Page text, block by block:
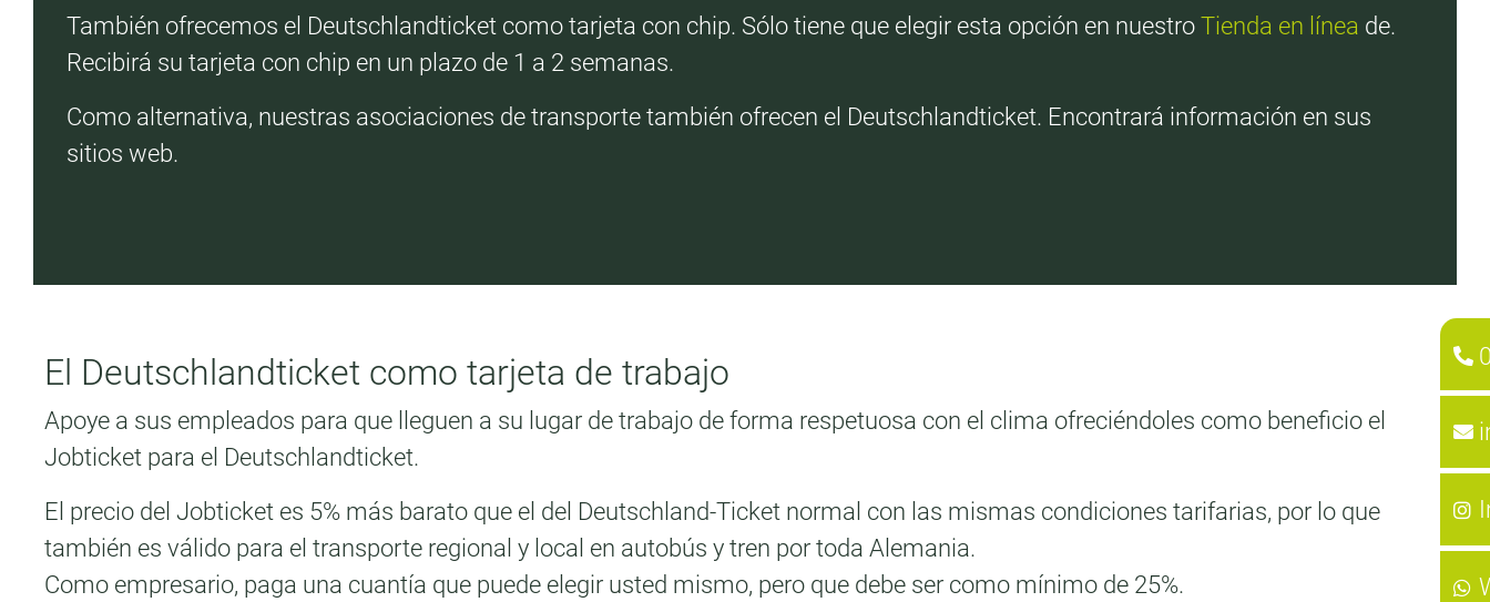
También ofrecemos el Deutschlandticket como tarjeta con chip. Sólo tiene que elegir esta opción en nuestro Tienda en línea de.
Recibirá su tarjeta con chip en un plazo de 1 a 2 semanas.
Como alternativa, nuestras asociaciones de transporte también ofrecen el Deutschlandticket. Encontrará información en sus
sitios web.
El Deutschlandticket como tarjeta de trabajo
Apoye a sus empleados para que lleguen a su lugar de trabajo de forma respetuosa con el clima ofreciéndoles como beneficio el
Jobticket para el Deutschlandticket.
El precio del Jobticket es 5% más barato que el del Deutschland-Ticket normal con las mismas condiciones tarifarias, por lo que
también es válido para el transporte regional y local en autobús y tren por toda Alemania.
Como empresario, paga una cuantía que puede elegir usted mismo, pero que debe ser como mínimo de 25%.